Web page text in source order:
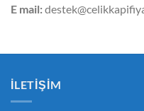
E mail:
İLETIŞIM